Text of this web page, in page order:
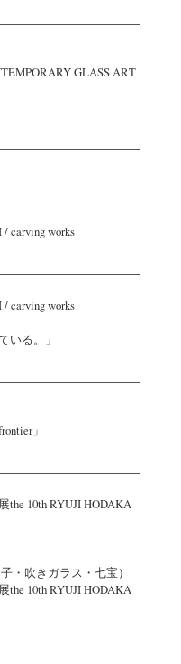
GLASS ART
carving works
carving works
いる。」
」
10th RYUJI HODAKA
・吹きガラス・七宝）
10th RYUJI HODAKA